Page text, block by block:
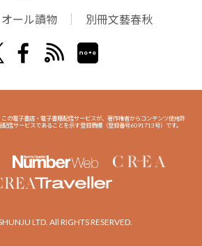
オール讀物 別冊文藝春秋
の電子書店・電子書籍配信サービスが、著作権者からコンテンツ使用許
配信サービスであることを示す登録商標（登録番号6091713号）です。
LTD. All RIGHTS RESERVED.